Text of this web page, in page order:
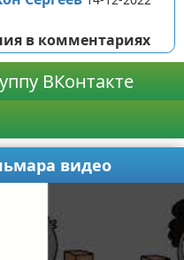
в комментариях
ВКонтакте
видео